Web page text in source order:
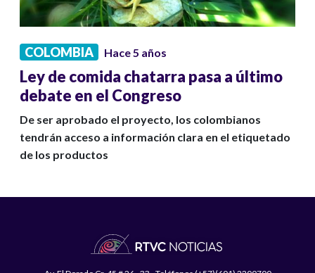
COLOMBIA Hace 5 años
Ley de comida chatarra pasa a último
debate en el Congreso
De ser aprobado el proyecto, los colombianos
tendrán acceso a información clara en el etiquetado
de los productos